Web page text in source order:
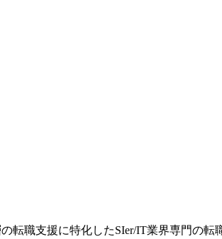
転職支援に特化したSIer/IT業界専門の転